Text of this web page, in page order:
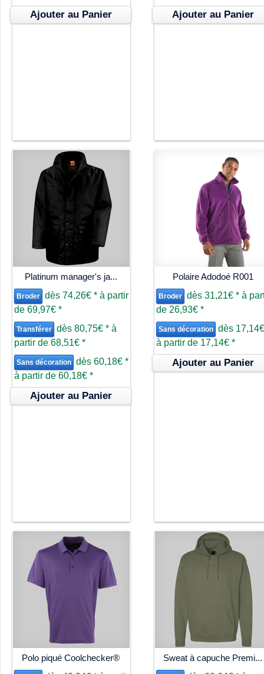
Ajouter au Panier Ajouter au Panier
Platinum manager's ja...
Broder dès 74,26€ * à partir
de 69,97€ *
Transférer dès 80,75€ * à
partir de 68,51€ *
Sans décoration dès 60,18€ *
à partir de 60,18€ *
Ajouter au Panier
Polaire Adodoé R001
Broder dès 31,21€ * à
de 26,93€ *
Sans décoration dès
à partir de 17,14€ *
Ajouter au Panier
Polo piqué Coolchecker® Sweat à capuche Premi...